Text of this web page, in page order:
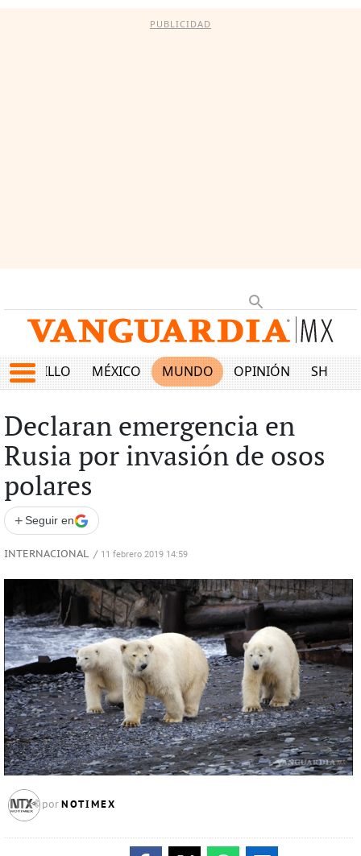
PUBLICIDAD
SALTILLO MÉXICO MUNDO OPINIÓN SHOW
Declaran emergencia en
Rusia por invasión de osos
polares
+ Seguir en
INTERNACIONAL / 11 febrero 2019 14:59
por NOTIMEX